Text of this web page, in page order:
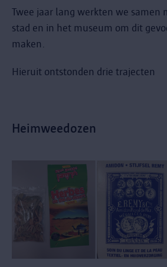
Twee jaar lang werkten we samen
stad en in het museum om dit
maken.
Hieruit ontstonden drie trajecten
Heimweedozen